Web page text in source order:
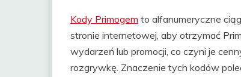
Kody Primogem to alfanumeryczne
stronie internetowej, aby otrzymać
wydarzeń lub promocji, co czyni je
rozgrywkę. Znaczenie tych kodów